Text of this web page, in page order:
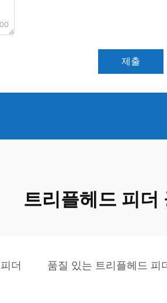
제출
트리플헤드 피더
더 품질 있는 트리플헤드 피